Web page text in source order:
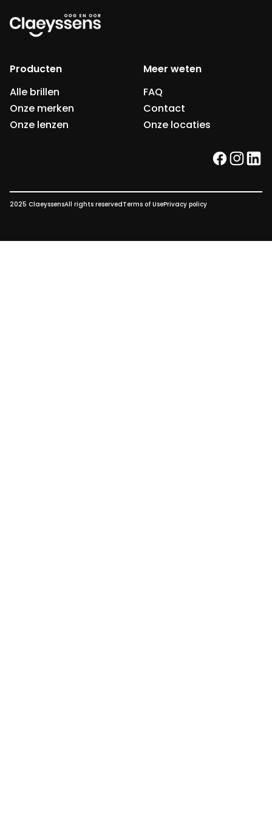
Producten
Alle brillen
Onze merken
Onze lenzen
Meer weten
FAQ
Contact
Onze locaties
facebook
2025 ClaeyssensAll rights reservedTerms of UsePrivacy policy